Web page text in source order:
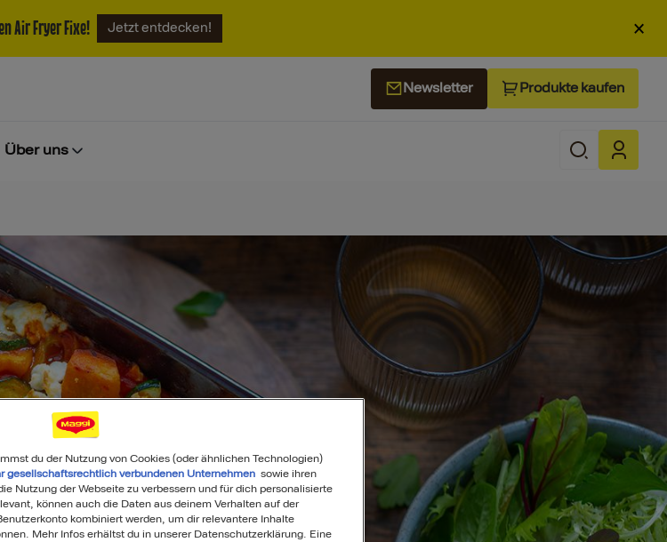
Air Fryer Fixe! Jetzt entdecken! ×
Newsletter Produkte kaufen
Über uns
du der Nutzung von Cookies (oder ähnlichen Technologien)
gesellschaftsrechtlich verbundenen Unternehmen sowie ihren
Nutzung der Webseite zu verbessern und für dich personalisierte
können auch die Daten aus deinem Verhalten auf der
kombiniert werden, um dir relevantere Inhalte
Mehr Infos erhältst du in unserer Datenschutzerklärung. Eine